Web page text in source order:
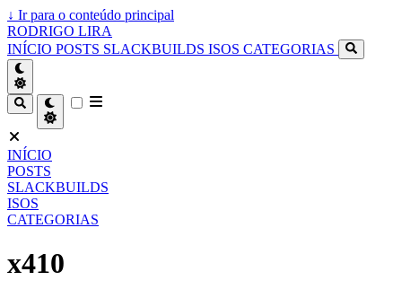
↓ Ir para o conteúdo principal
RODRIGO LIRA
INÍCIO POSTS SLACKBUILDS ISOS CATEGORIAS
INÍCIO
POSTS
SLACKBUILDS
ISOS
CATEGORIAS
x410